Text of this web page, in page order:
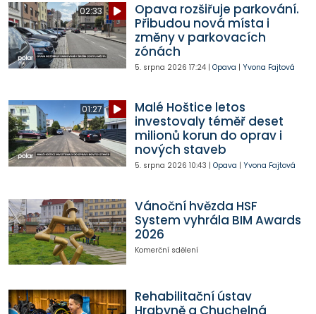
02:33
Opava rozšiřuje parkování.
Přibudou nová místa i
změny v parkovacích
zónách
5. srpna 2026 17:24| Opava | Yvona Fajtová
01:27
Malé Hoštice letos
investovaly téměř deset
milionů korun do oprav i
nových staveb
5. srpna 2026 10:43 | Opava | Yvona Fajtová
Vánoční hvězda HSF
System vyhrála BIM Awards
2026
Komerční sdělení
Rehabilitační ústav
Hrabyně a Chuchelná